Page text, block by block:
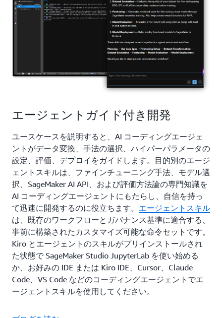
エージェントガイド付き開発
ユースケースを説明すると、AI コーディングエージェ
ントがデータ変換、手法の選択、ハイパーパラメータの
設定、評価、デプロイをガイドします。目的別のエージ
ェントスキルは、ファインチューニング手法、モデル選
択、SageMaker AI API、および評価方法論の専門知識を
AI コーディングエージェントにもたらし、自信を持っ
て迅速に開発するのに役立ちます。 エージェントスキル
は、既存のワークフローとガバナンス基準に適合する、
事前に構築されたカスタマイズ可能な命令セットです。
Kiro とエージェントのスキルがプリインストールされ
た状態で SageMaker Studio JupyterLab を使い始める
か、お好みの IDE または Kiro IDE、Cursor、Claude
Code、VS Code などのコーディングエージェントでエ
ージェントスキルを使用してください。